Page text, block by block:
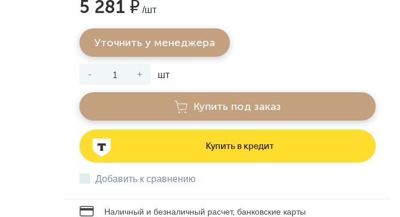
5 281 ₽ /шт
Уточнить у менеджера
- + шт
Купить под заказ
Купить в кредит
Добавить к сравнению
Наличный и безналичный расчет, банковские карты